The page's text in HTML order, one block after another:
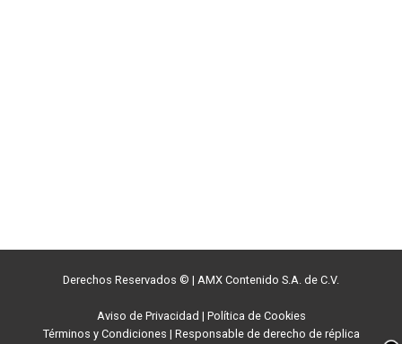
Derechos Reservados © | AMX Contenido S.A. de C.V.
Aviso de Privacidad | Política de Cookies
Términos y Condiciones | Responsable de derecho de réplica